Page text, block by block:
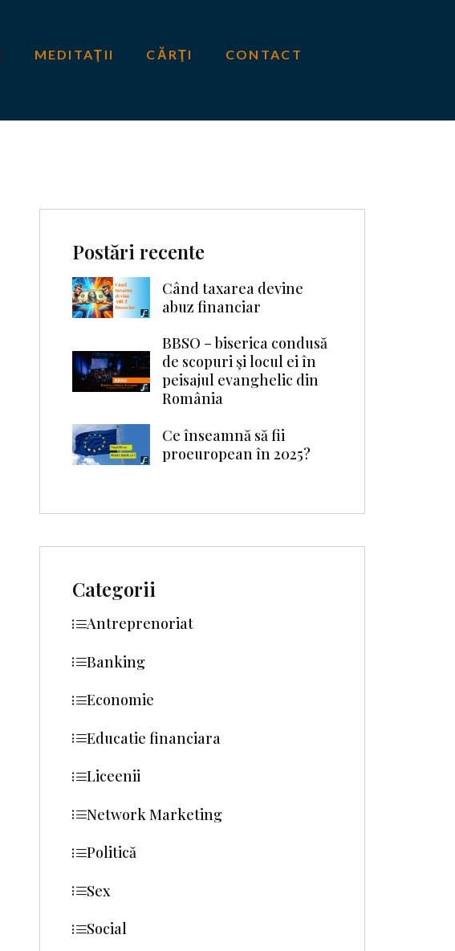
MEDITAŢII CĂRŢI CONTACT
Postări recente
Când taxarea devine
abuz financiar
BBSO – biserica condusă
de scopuri şi locul ei în
peisajul evanghelic din
România
Ce înseamnă să fii
proeuropean în 2025?
Categorii
Antreprenoriat
Banking
Economie
Educatie financiara
Liceenii
Network Marketing
Politică
Sex
Social